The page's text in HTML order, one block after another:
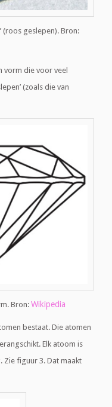
(roos geslepen). Bron:
vorm die voor veel
(zoals die van
Bron: Wikipedia
bestaat. Die atomen
Elk atoom is
Zie figuur 3. Dat maakt